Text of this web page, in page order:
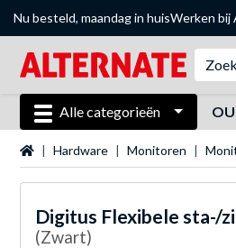
Nu besteld, maandag in huisWerken bij
Alle categorieën
Startpagina
Hardware Monitoren
Digitus Flexibele sta-/
(Zwart)